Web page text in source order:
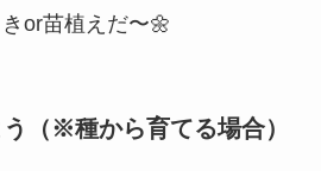
or苗植えだ〜🌼
（※種から育てる場合）